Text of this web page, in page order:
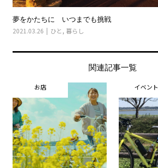
夢をかたちに いつまでも挑戦
2021.03.26 ひと , 暮らし
関連記事一覧
お店 イベント